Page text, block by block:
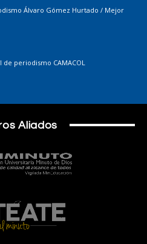
Álvaro Gómez Hurtado / Mejor
periodismo CAMACOL
Aliados